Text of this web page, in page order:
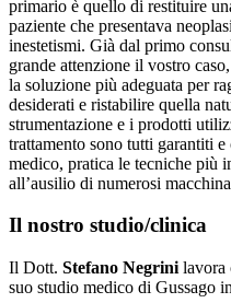
primario è quello di restituire
paziente che presentava
inestetismi. Già dal primo
grande attenzione il vostro
la soluzione più adeguata per
desiderati e ristabilire quella
strumentazione e i prodotti
trattamento sono tutti garantiti
medico, pratica le tecniche più
all’ausilio di numerosi
Il nostro studio/clinica
Il Dott. Stefano Negrini lavora
suo studio medico di Gussago